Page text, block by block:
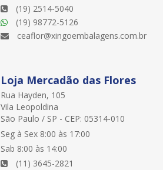
(19) 2514-5040
(19) 98772-5126
ceaflor@xingoembalagens.com.br
Loja Mercadão das Flores
Rua Hayden, 105
Vila Leopoldina
São Paulo / SP - CEP: 05314-010
Seg à Sex 8:00 às 17:00
Sab 8:00 às 14:00
(11) 3645-2821